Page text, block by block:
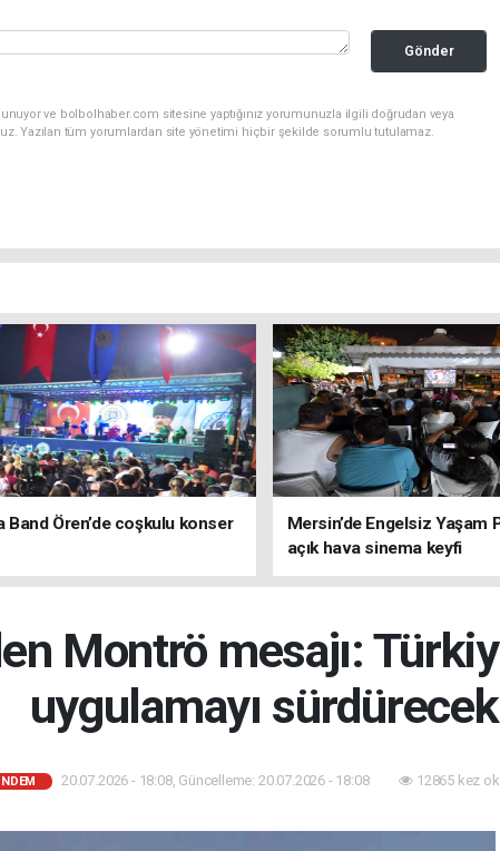
Gönder
ve bolbolhaber.com sitesine yaptığınız yorumunuzla ilgili doğrudan veya
Yazılan tüm yorumlardan site yönetimi hiçbir şekilde sorumlu tutulamaz.
Band Ören’de coşkulu konser
Mersin’de Engelsiz Yaşam
açık hava sinema keyfi
Montrö mesajı:
uygulamayı sürdürecek
20.07.2026 - 18:08, Güncelleme: 20.07.2026 - 18:08 12865 kez